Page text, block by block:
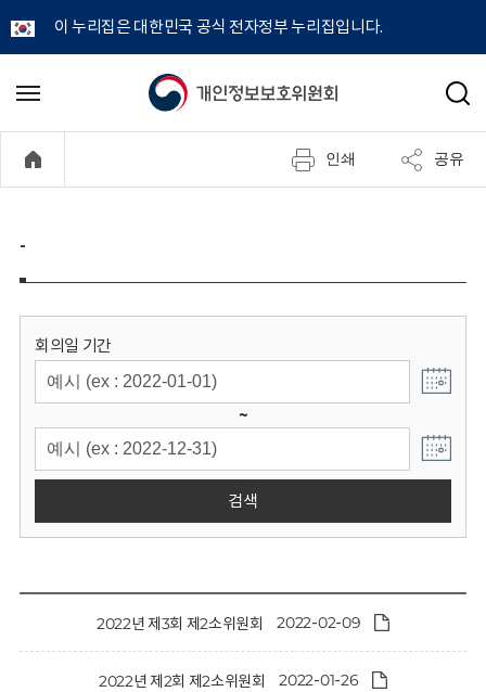
이 누리집은 대한민국 공식 전자정부 누리집입니다.
개
정
보
위
원
회
메
기
검
인쇄 공유
-
회의일 기간
~
검색
2022년 제3회 제2소위원회 2022-02-09
2022년 제2회 제2소위원회 2022-01-26